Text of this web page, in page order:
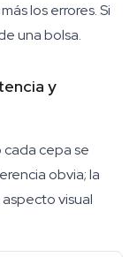
los errores. Si
una bolsa.
y
cada cepa se
obvia; la
visual